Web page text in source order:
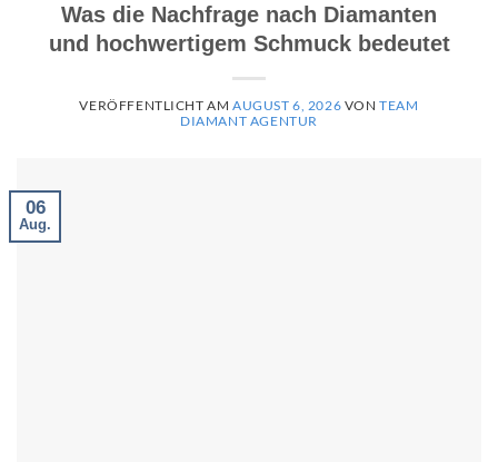
Was die Nachfrage nach Diamanten
und hochwertigem Schmuck bedeutet
VERÖFFENTLICHT AMAUGUST 6, 2026 VONTEAM
DIAMANT AGENTUR
06
Aug.